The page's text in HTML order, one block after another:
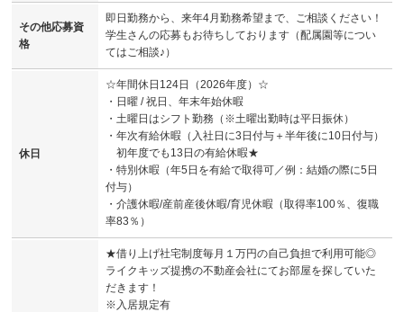
その他応募資
格
即日勤務から、来年4月勤務希望まで、ご相談ください！
学生さんの応募もお待ちしております（配属園等につい
てはご相談♪）
休日
☆年間休日124日（2026年度）☆
・日曜 / 祝日、年末年始休暇
・土曜日はシフト勤務（※土曜出勤時は平日振休）
・年次有給休暇（入社日に3日付与＋半年後に10日付与）
初年度でも13日の有給休暇★
・特別休暇（年5日を有給で取得可／例：結婚の際に5日
付与）
・介護休暇/産前産後休暇/育児休暇（取得率100％、復職
率83％）
★借り上げ社宅制度毎月１万円の自己負担で利用可能◎
ライクキッズ提携の不動産会社にてお部屋を探していた
だきます！
※入居規定有